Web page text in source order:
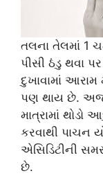
તલના તેલમાં
પીસી ઠંડુ થવા
દુખાવામાં
પણ થાય છે.
માત્રામાં થોડો
કરવાથી પાચન
એસિડિટીની
છે.